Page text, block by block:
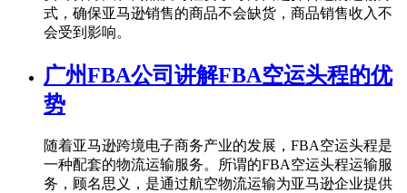
式，确保亚马逊销售的商品不会缺货，商品销售收入不
会受到影响。
广州FBA公司讲解FBA空运头程的优
势
随着亚马逊跨境电子商务产业的发展，FBA空运头程是
一种配套的物流运输服务。所谓的FBA空运头程运输服
务，顾名思义，是通过航空物流运输为亚马逊企业提供